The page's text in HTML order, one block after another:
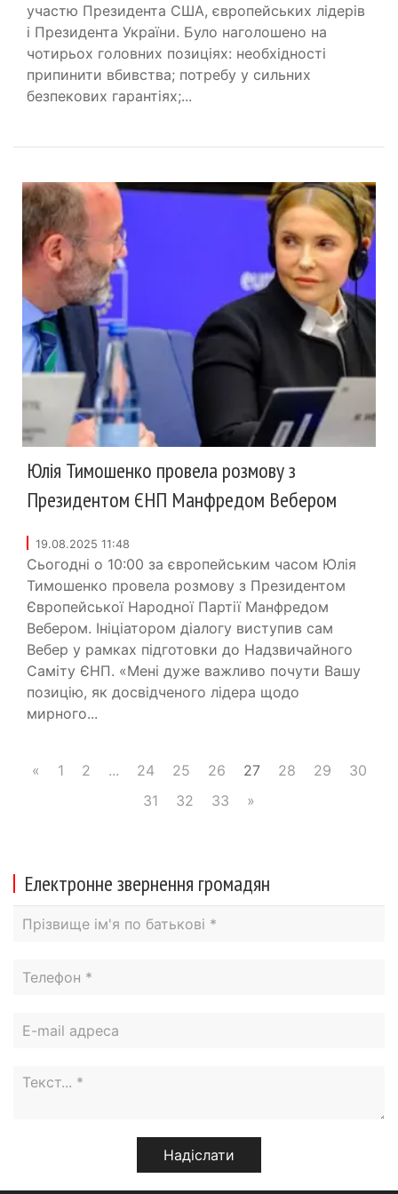
участю Президента США, європейських лідерів
і Президента України. Було наголошено на
чотирьох головних позиціях: необхідності
припинити вбивства; потребу у сильних
безпекових гарантіях;...
Юлія Тимошенко провела розмову з
Президентом ЄНП Манфредом Вебером
19.08.2025 11:48
Сьогодні о 10:00 за європейським часом Юлія
Тимошенко провела розмову з Президентом
Європейської Народної Партії Манфредом
Вебером. Ініціатором діалогу виступив сам
Вебер у рамках підготовки до Надзвичайного
Саміту ЄНП. «Мені дуже важливо почути Вашу
позицію, як досвідченого лідера щодо
мирного...
« 1 2 ... 24 25 26 27 28 29
30
31
32 33 »
Електронне звернення громадян